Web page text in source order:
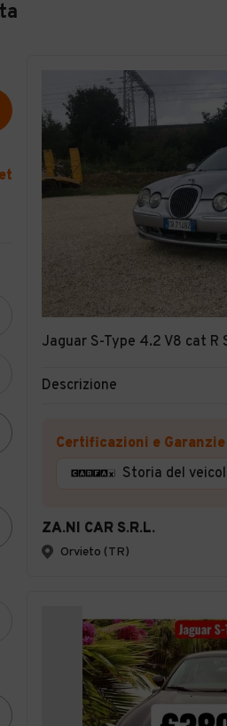
Jaguar S-Type 4.2 V8 cat R
Descrizione
Certificazioni e Garanzie
Storia del
ZA.NI CAR S.R.L.
Orvieto (TR)